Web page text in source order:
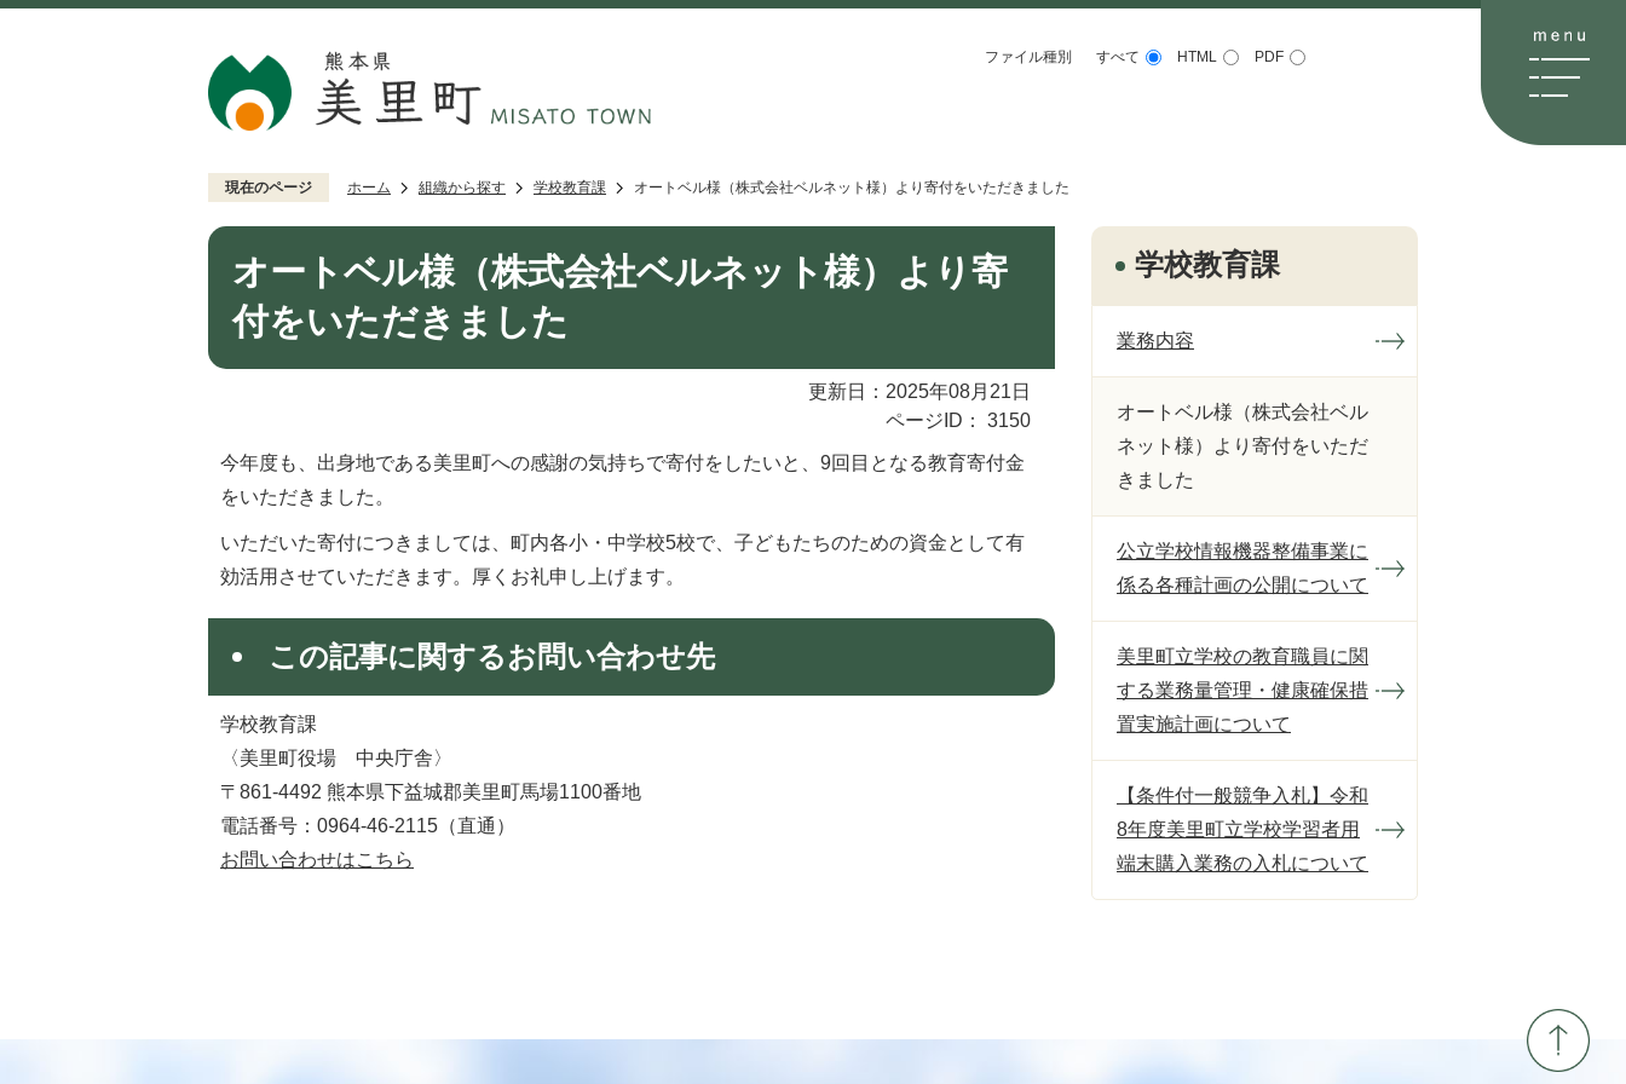
ファイル種別 すべて HTML PDF
現在のページ ホーム 組織から探す 学校教育課 オートベル様（株式会社ベルネット様）より寄付をいただきました
オートベル様（株式会社ベルネット様）より寄
付をいただきました
更新日：2025年08月21日
ページID：
3150
今年度も、出身地である美里町への感謝の気持ちで寄付をしたいと、9回目となる教育寄付金
をいただきました。
いただいた寄付につきましては、町内各小・中学校5校で、子どもたちのための資金として有
効活用させていただきます。厚くお礼申し上げます。
この記事に関するお問い合わせ先
学校教育課
〈美里町役場 中央庁舎〉
〒861-4492 熊本県下益城郡美里町馬場1100番地
電話番号：0964-46-2115（直通）​​​​​​​
お問い合わせはこちら
学校教育課
業務内容
オートベル様（株式会社ベル
ネット様）より寄付をいただ
きました
公立学校情報機器整備事業に
係る各種計画の公開について
美里町立学校の教育職員に関
する業務量管理・健康確保措
置実施計画について
【条件付一般競争入札】令和
8年度美里町立学校学習者用
端末購入業務の入札について